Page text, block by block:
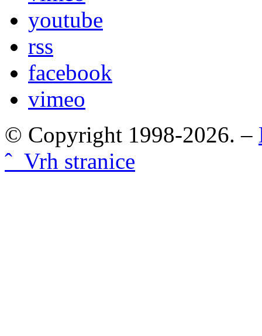
youtube
rss
facebook
vimeo
© Copyright 1998-2026. –
ˆ Vrh stranice